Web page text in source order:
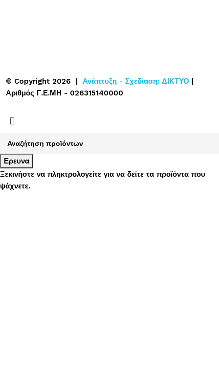
© Copyright 2026 | Ανάπτυξη - Σχεδίαση: ΔΙΚΤΥΟ |
Αριθμός Γ.Ε.ΜΗ - 026315140000
Ερευνα
Ξεκινήστε να πληκτρολογείτε για να δείτε τα προϊόντα που
ψάχνετε.